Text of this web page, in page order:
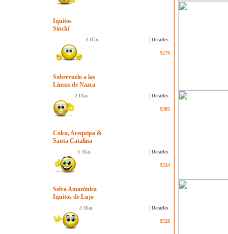
Iquitos
Sinchi
| Detalles
3 Días
$276
Sobrevuelo a las
Líneas de Nazca
| Detalles
2 Días
$305
Colca, Arequipa &
Santa Catalina
| Detalles
3 Días
$334
Selva Amazónica
Iquitos de Lujo
| Detalles
3 Días
$528